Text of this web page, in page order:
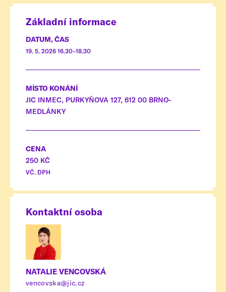
Základní informace
DATUM, ČAS
19. 5. 2026 16.30–18.30
MÍSTO KONÁNÍ
JIC INMEC, PURKYŇOVA 127, 612 00 BRNO-
MEDLÁNKY
CENA
250 KČ
VČ. DPH
Kontaktní osoba
NATALIE VENCOVSKÁ
vencovska@jic.cz